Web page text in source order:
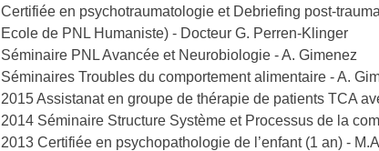
Certifiée en psychotraumatologie et Debriefing post-
Ecole de PNL Humaniste) - Docteur G. Perren-Klinger
Séminaire PNL Avancée et Neurobiologie - A. Gimenez
Séminaires Troubles du comportement alimentaire - A.
2015 Assistanat en groupe de thérapie de patients TCA
2014 Séminaire Structure Système et Processus de la
2013 Certifiée en psychopathologie de l’enfant (1 an) -